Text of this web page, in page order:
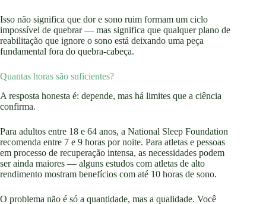
Isso não significa que dor e sono ruim formam um ciclo
impossível de quebrar — mas significa que qualquer plano de
reabilitação que ignore o sono está deixando uma peça
fundamental fora do quebra-cabeça.
Quantas horas são suficientes?
A resposta honesta é: depende, mas há limites que a ciência
confirma.
Para adultos entre 18 e 64 anos, a National Sleep Foundation
recomenda entre 7 e 9 horas por noite. Para atletas e pessoas
em processo de recuperação intensa, as necessidades podem
ser ainda maiores — alguns estudos com atletas de alto
rendimento mostram benefícios com até 10 horas de sono.
O problema não é só a quantidade, mas a qualidade. Você